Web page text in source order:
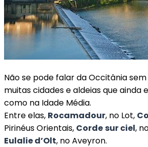
Não se pode falar da Occitânia
muitas cidades e aldeias que ainda
como na Idade Média.
Entre elas, Rocamadour, no Lot,
Pirinéus Orientais, Cordesur ciel,
Eulalie d’Olt, no Aveyron.